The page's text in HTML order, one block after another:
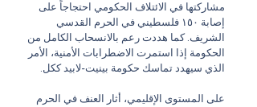
مشاركتها في الائتلاف الحكومي احتجاجاً على
إصابة ١٥٠ فلسطيني في الحرم القدسي
الشريف. كما هددت رعم بالانسحاب الكامل من
الحكومة إذا استمرت الاضطرابات الأمنية، الأمر
الذي سيهدد تماسك حكومة بينيت-لابيد ككل.
على المستوى الإقليمي، أثار العنف في الحرم